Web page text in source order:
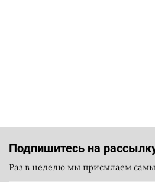
Подпишитесь на
Раз в неделю мы присылаем